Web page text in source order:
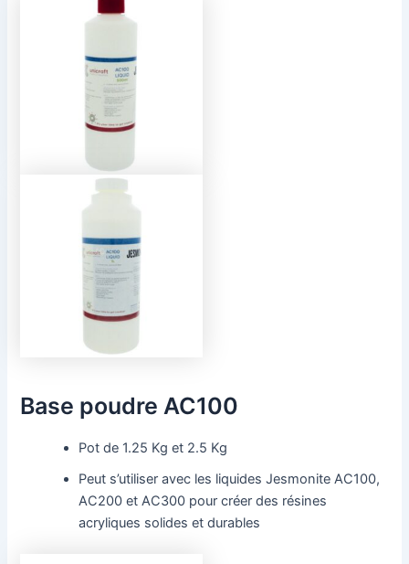
Base poudre AC100
Pot de 1.25 Kg et 2.5 Kg
Peut s’utiliser avec les liquides Jesmonite AC100,
AC200 et AC300 pour créer des résines
acryliques solides et durables